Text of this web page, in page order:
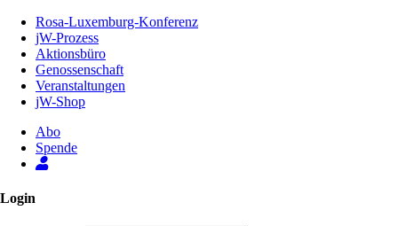
Inhalt
Seite
Rosa-Luxemburg-Konferenz
jW-Prozess
Aktionsbüro
Genossenschaft
Veranstaltungen
jW-Shop
Abo
Spende
Login